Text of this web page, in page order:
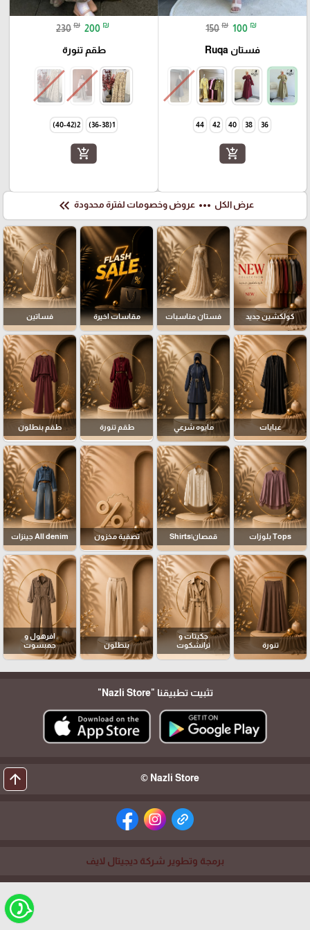
150 ₪ 100 ₪
فستان Ruqa
36
38
40
42
44
add_shopping_cart
230 ₪ 200 ₪
طقم تنورة
1(36-38)
2(40-42)
add_shopping_cart
عرض الكل more_horiz عروض وخصومات لفترة محدودة keyboard_double_arrow_left
كولكشين جديد فستان مناسبات مقاسات اخيرة فساتين
عبايات مايوه شرعي طقم تنورة طقم بنطلون
Tops بلوزات قمصان|Shirts تصفية مخزون All denim جينزات
تنورة
جكيتات و
ترانشكوت
بنطلون
افرهول و
جمبسوت
تثبيت تطبيقنا "Nazli Store"
Nazli Store ©
arrow_upward
برمجة وتطوير شركة ديجيتال لايف